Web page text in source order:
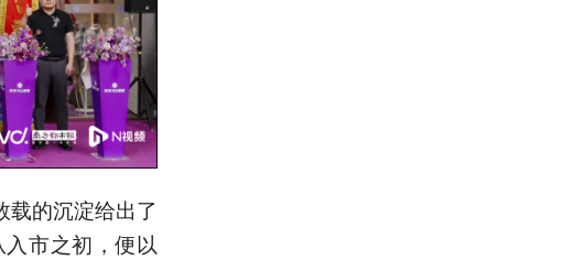
载的沉淀给出了
市之初，便以